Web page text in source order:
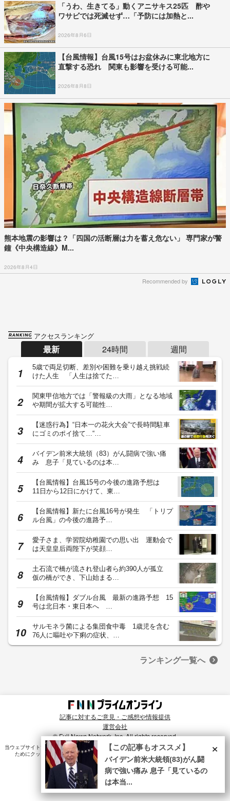
「うわ、生きてる」動くアニサキス25匹 酢や
ワサビでは死滅せず…「予防には加熱と...
2026年8月6日
【台風情報】台風15号はお盆休みに東北地方に
直撃する恐れ 関東も影響を受ける可能...
2026年8月8日
熊本地震の影響は？「四国の活断層は力を蓄え危ない」 専門家が警
鐘《中央構造線》M...
2026年8月4日
Recommended by
アクセスランキング
最新 24時間 週間
5歳で両足切断、差別や困難を乗り越え挑戦続
けた人生 「人生は捨てた…
関東甲信地方では「警報級の大雨」となる地域
や期間が拡大する可能性…
【迷惑行為】“日本一の花火大会”で長時間駐車
にゴミのポイ捨て…“…
バイデン前米大統領（83）がん闘病で強い痛
み 息子「見ているのは本…
【台風情報】台風15号の今後の進路予想は
11日から12日にかけて、東…
【台風情報】新たに台風16号が発生 「トリプ
ル台風」の今後の進路予…
愛子さま、学習院幼稚園での思い出 運動会で
は天皇皇后両陛下が笑顔…
土石流で橋が流され登山者ら約390人が孤立
仮の橋ができ、下山始まる…
【台風情報】ダブル台風 最新の進路予想 15
号は北日本・東日本へ …
サルモネラ菌による集団食中毒 1歳児を含む
76人に嘔吐や下痢の症状、…
ランキング一覧へ
記事に対するご意見・ご感想や情報提供
運営会社
© Fuji News Network, Inc. All rights reserved.
当ウェブサイトでは、ユーザのニーズ・興味・関⼼に合致したコンテンツや広告配信を提供する
ためにクッキーを使⽤しています。詳細は、
プライバシーポリシー をご確認ください。×
【この記事もオススメ】
バイデン前米大統領(83)がん闘
病で強い痛み 息子「見ているの
は本当...